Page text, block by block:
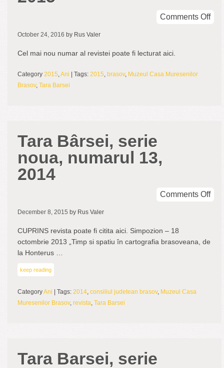
Comments Offon
October 24, 2016 by Rus Valer
Cel mai nou numar al revistei poate fi lecturat aici.
Category 2015,Ani | Tags: 2015, brasov, Muzeul Casa Muresenilor
Brasov, Tara Barsei
Tara Bârsei, serie
noua, numarul 13,
2014
Comments Offon
December 8, 2015 by Rus Valer
CUPRINS revista poate fi citita aici. Simpozion – 18
octombrie 2013 „Timp si spatiu în cartografia brasoveana, de
la Honterus …
keep reading
CategoryAni | Tags: 2014, consiliul judetean brasov, Muzeul Casa
Muresenilor Brasov, revista, Tara Barsei
Tara Barsei, serie